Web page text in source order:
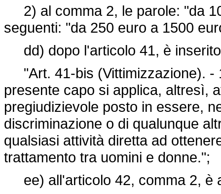
2) al comma 2, le parole: "da
seguenti: "da 250 euro a 1500
dd) dopo l'articolo 41, è
"Art. 41-bis (Vittimizzazione). -
presente capo si applica, altresì,
pregiudizievole posto in essere,
discriminazione o di qualunque
qualsiasi attività diretta ad
trattamento tra uomini e donne.";
ee) all'articolo 42, comma 2, è